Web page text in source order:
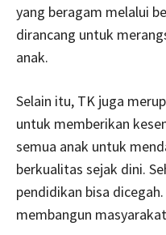
yang beragam melalui
dirancang untuk
anak.
Selain itu, TK juga
untuk memberikan
semua anak untuk
berkualitas sejak dini.
pendidikan bisa
membangun